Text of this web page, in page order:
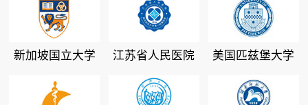
新加坡国立大学 江苏省人民医院 美国匹兹堡大学